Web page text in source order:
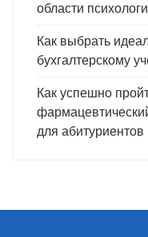
области
Как выбрать
бухгалтерскому
Как успешно
для абитуриентов